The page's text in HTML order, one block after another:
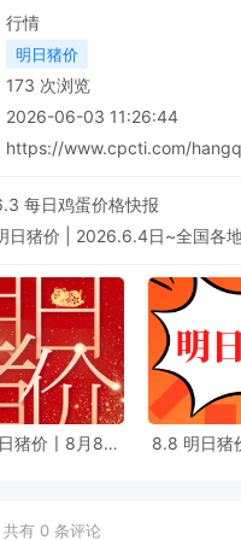
行情
明日猪价
173 次浏览
2026-06-03 11:26:44
https://www.cpcti.com/
每日鸡蛋价格快报
日猪价 | 2026.6.4日~全国各
猪价〡8月8日
8.8 明日猪价早知道 全国
共有 0 条评论